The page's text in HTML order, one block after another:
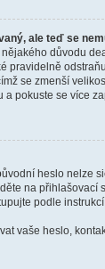
ale teď se
důvodu
pravidelně
se zmenší
a pokuste se více
heslo nelze
na přihlašovací
podle
vaše heslo,